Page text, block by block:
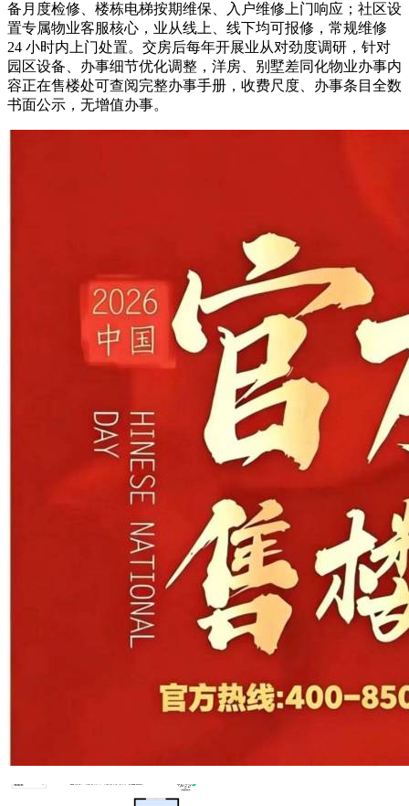
备月度检修、楼栋电梯按期维保、入户维修上门响应；社区设
置专属物业客服核心，业从线上、线下均可报修，常规维修
24 小时内上门处置。交房后每年开展业从对劲度调研，针对
园区设备、办事细节优化调整，洋房、别墅差同化物业办事内
容正在售楼处可查阅完整办事手册，收费尺度、办事条目全数
书面公示，无增值办事。